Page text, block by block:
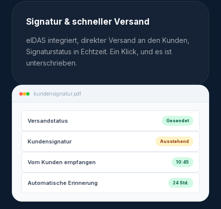
Signatur & schneller Versand
eIDAS integriert, direkter Versand an den Kunden,
Signaturstatus in Echtzeit. Ein Klick, und es ist
unterschrieben.
kundensignatur.pdf
Versandstatus Gesendet
Kundensignatur Ausstehend
Vom Kunden empfangen 10:45
Automatische Erinnerung 24 Std.